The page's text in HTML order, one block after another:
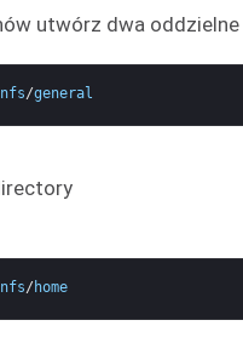
utwórz dwa
nfs/general
nfs/ home